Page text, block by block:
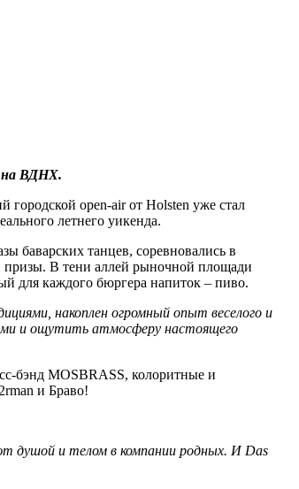
на ВДНХ.
open-air от Holsten уже стал
летнего уикенда.
баварских танцев, соревновались в
призы. В тени аллей рыночной площади
для каждого бюргера напиток – пиво.
накоплен огромный опыт веселого и
и ощутить атмосферу настоящего
бэнд MOSBRASS, колоритные и
и Браво!
душой и телом в компании родных. И Das